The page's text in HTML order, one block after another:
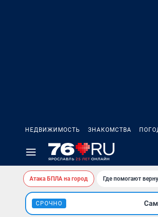
НЕДВИЖИМОСТЬ ЗНАКОМСТВА
Атака БПЛА на город Где помогают
СРОЧНО